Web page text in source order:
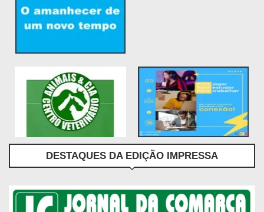
DESTAQUES DA EDIÇÃO IMPRESSA